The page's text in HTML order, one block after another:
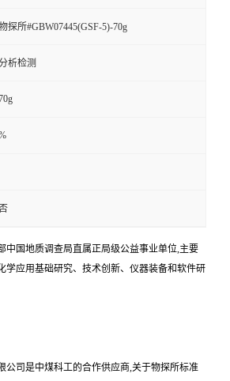
探所#GBW07445(GSF-5)-70g
析检测
中国地质调查局直属正局级公益事业单位,主要
学应用基础研究、技术创新、仪器装备和软件研
公司是中煤科工的合作供应商,关于物探所标准